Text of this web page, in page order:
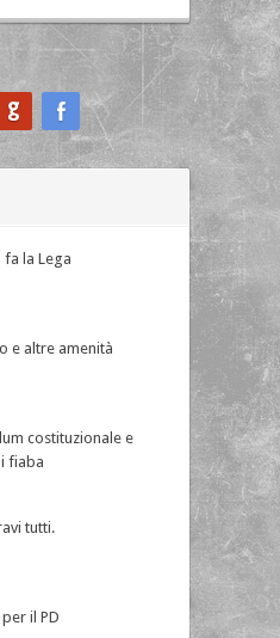
fa la Lega
e altre amenità
costituzionale e
fiaba
tutti.
il PD